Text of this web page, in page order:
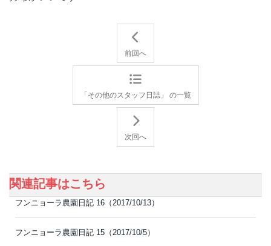
前回へ
「その他のスタッフ日誌」 の一覧
次回へ
関連記事はこちら
フンニョーラ農園日記 16（2017/10/13）
フンニョーラ農園日記 15（2017/10/5）